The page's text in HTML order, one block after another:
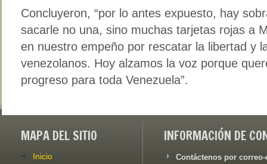
Concluyeron, “por lo antes expuesto, hay
sacarle no una, sino muchas tarjetas rojas a
en nuestro empeño por rescatar la libertad y
venezolanos. Hoy alzamos la voz porque
progreso para toda Venezuela”.
MAPA DEL SITIO
Inicio
INFORMACIÓN DE
Contáctenos por